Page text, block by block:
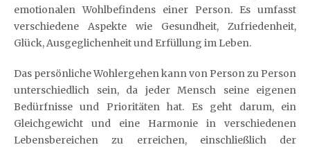
emotionalen Wohlbefindens einer Person. Es umfasst
verschiedene Aspekte wie Gesundheit, Zufriedenheit,
Glück, Ausgeglichenheit und Erfüllung im Leben.
Das persönliche Wohlergehen kann von Person zu Person
unterschiedlich sein, da jeder Mensch seine eigenen
Bedürfnisse und Prioritäten hat. Es geht darum, ein
Gleichgewicht und eine Harmonie in verschiedenen
Lebensbereichen zu erreichen, einschließlich der